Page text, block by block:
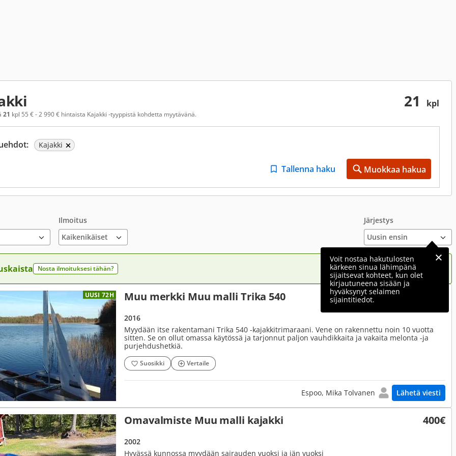
21 kpl
21 kpl 55 € - 2 990 € hintaista Kajakki -tyyppistä kohdetta myytävänä.
Kajakki
Tallenna haku Muokkaa hakua
Ilmoitus Järjestys
Voit nostaa hakutulosten
kärkeen sinua lähimpänä
sijaitsevat kohteet, kun olet
kirjautuneena sisään ja
hyväksynyt selaimen
sijaintitiedot.
Nosta ilmoituksesi tähän?
UUSI 72H Muu merkki Muu malli Trika 540
2016
Myydään itse rakentamani Trika 540 -kajakkitrimaraani. Vene on rakennettu noin 10 vuotta
sitten. Se on ollut omassa käytössä ja tarjonnut paljon vauhdikkaita ja vakaita melonta -ja
purjehdushetkiä.
Suosikki Vertaile
Espoo, Mika Tolvanen Lähetä viesti
Omavalmiste Muu malli kajakki 400€
2002
Hyvässä kunnossa myydään sairauden vuoksi ja iän vuoksi